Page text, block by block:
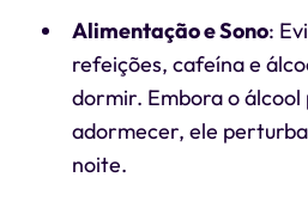
Alimentação e Sono:
refeições, cafeína e
dormir. Embora o álcool
adormecer, ele
noite.